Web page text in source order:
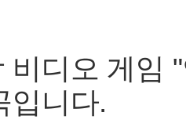
비디오 게임
입니다.